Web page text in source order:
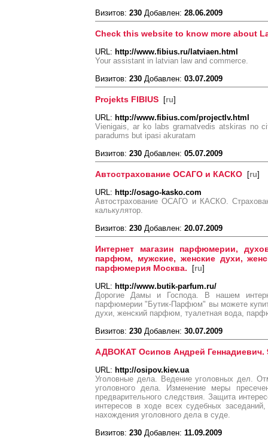
Визитов: 230 Добавлен: 28.06.2009
Check this website to know more about
URL: http://www.fibius.ru/latviaen.html
Your assistant in latvian law and commerce.
Визитов: 230 Добавлен: 03.07.2009
Projekts FIBIUS [ru]
URL: http://www.fibius.com/projectlv.html
Vienigais, ar ko labs gramatvedis atskiras no
paradums but ipasi akuratam
Визитов: 230 Добавлен: 05.07.2009
Автострахование ОСАГО и КАСКО [ru]
URL: http://osago-kasko.com
Автострахование ОСАГО и КАСКО.
калькулятор.
Визитов: 230 Добавлен: 20.07.2009
Интернет магазин парфюмерии,
парфюм, мужские, женские духи,
парфюмерия Москва. [ru]
URL: http://www.butik-parfum.ru/
Дорогие Дамы и Господа. В нашем
парфюмерии "Бутик-Парфюм" вы можете
духи, женский парфюм, туалетная вода,
Визитов: 230 Добавлен: 30.07.2009
АДВОКАТ Осипов Андрей Геннадиевич.
URL: http://osipov.kiev.ua
Уголовные дела. Ведение уголовных дел.
уголовного дела. Изменение меры
предварительного следствия. Защита
интересов в ходе всех судебных
нахождения уголовного дела в суде.
Визитов: 230 Добавлен: 11.09.2009